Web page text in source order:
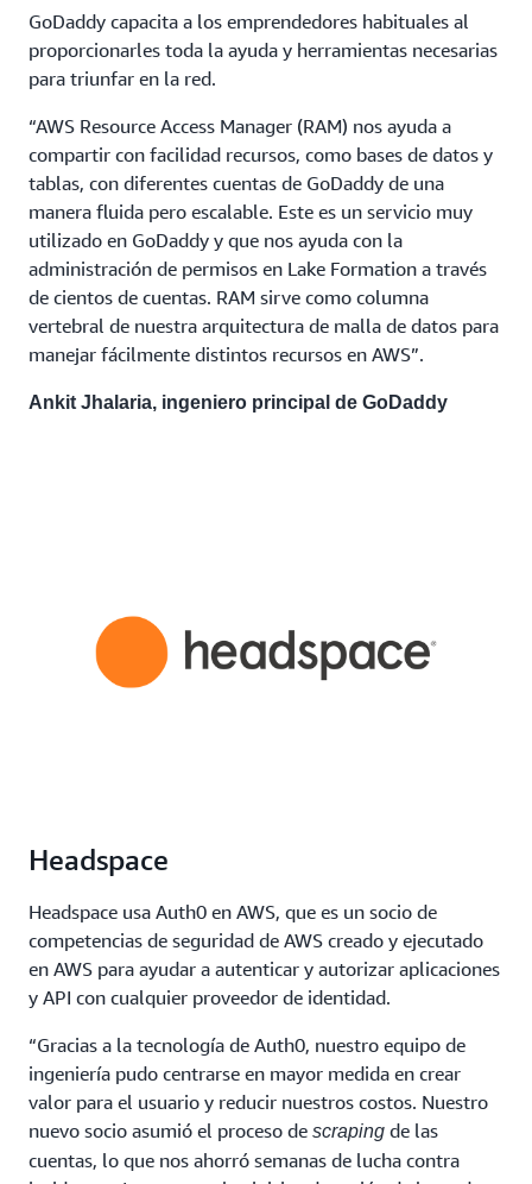
GoDaddy capacita a los emprendedores habituales al
proporcionarles toda la ayuda y herramientas necesarias
para triunfar en la red.
“AWS Resource Access Manager (RAM) nos ayuda a
compartir con facilidad recursos, como bases de datos y
tablas, con diferentes cuentas de GoDaddy de una
manera fluida pero escalable. Este es un servicio muy
utilizado en GoDaddy y que nos ayuda con la
administración de permisos en Lake Formation a través
de cientos de cuentas. RAM sirve como columna
vertebral de nuestra arquitectura de malla de datos para
manejar fácilmente distintos recursos en AWS”.
Ankit Jhalaria, ingeniero principal de GoDaddy
Headspace
Headspace usa Auth0 en AWS, que es un socio de
competencias de seguridad de AWS creado y ejecutado
en AWS para ayudar a autenticar y autorizar aplicaciones
y API con cualquier proveedor de identidad.
“Gracias a la tecnología de Auth0, nuestro equipo de
ingeniería pudo centrarse en mayor medida en crear
valor para el usuario y reducir nuestros costos. Nuestro
nuevo socio asumió el proceso de scraping de las
cuentas, lo que nos ahorró semanas de lucha contra